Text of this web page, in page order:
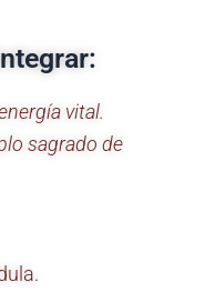
vital.
sagrado de